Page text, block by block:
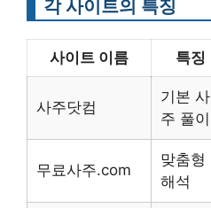
각 사이트의 특징
사이트 이름 특징
사주닷컴
기본 사
주 풀이
무료사주.com
맞춤형
해석